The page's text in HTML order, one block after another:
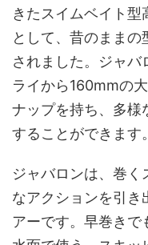
きたスイムベイト
として、昔のままの
されました。ジャ
ライから160mmの
ナップを持ち、多様
することができます。
ジャバロンは、巻
なアクションを引き
アーです。早巻きで